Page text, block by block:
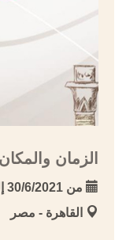
الزمان والمكان
من 30/6/2021 إلى 15/7/2021
القاهرة - مصر